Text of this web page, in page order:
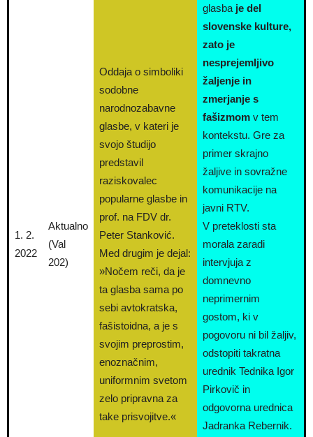
1. 2.
2022
Aktualno
(Val
202)
Oddaja o simboliki
sodobne
narodnozabavne
glasbe, v kateri je
svojo študijo
predstavil
raziskovalec
popularne glasbe in
prof. na FDV dr.
Peter Stanković.
Med drugim je dejal:
»Nočem reči, da je
ta glasba sama po
sebi avtokratska,
fašistoidna, a je s
svojim preprostim,
enoznačnim,
uniformnim svetom
zelo pripravna za
take prisvojitve.«
glasba je del
slovenske kulture,
zato je
nesprejemljivo
žaljenje in
zmerjanje s
fašizmom v tem
kontekstu. Gre za
primer skrajno
žaljive in sovražne
komunikacije na
javni RTV.
V preteklosti sta
morala zaradi
intervjuja z
domnevno
neprimernim
gostom, ki v
pogovoru ni bil žaljiv,
odstopiti takratna
urednik Tednika Igor
Pirkovič in
odgovorna urednica
Jadranka Rebernik.